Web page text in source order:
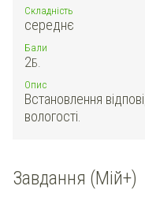
Складність
середнє
Бали
2Б.
Опис
Встановлення
вологості.
Завдання (Мій+)